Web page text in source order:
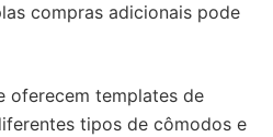
compras adicionais pode
oferecem templates de
tipos de cômodos e